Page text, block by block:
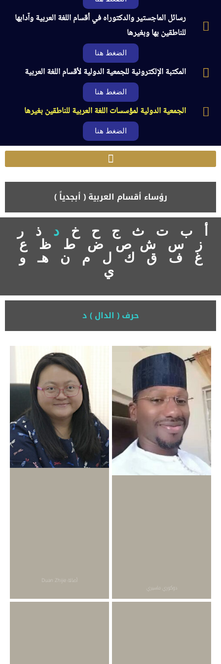
رسائل الماجستير والدكتوراه في أقسام اللغة العربية وآدابها
للناطقين بها وبغيرها
الضغط هنا
المكتبة الإلكترونية للجمعية الدولية لأقسام اللغة العربية
الضغط هنا
الجمعية الدولية لمؤسسات اللغة العربية للناطقين بغيرها
الضغط هنا
رؤساء أقسام العربية ( أبجدياً )
ب ت ث ج ح خ د ذ
ر
ز
س ش ص ض ط ظ
ع
غ
ف ق ك ل م ن هـ
و
ي
حرف ( الدال ) د
دوكوري ماسيري
أصالة Duan Zhijie